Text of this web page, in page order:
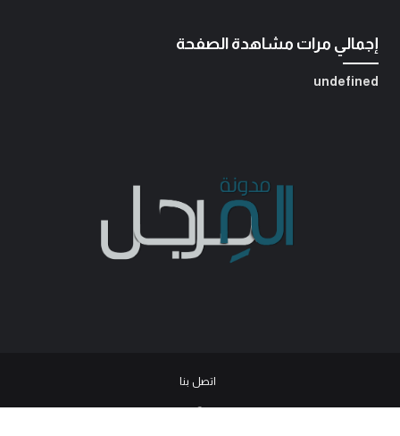
إجمالي مرات مشاهدة الصفحة
und efined
اتصل بنا